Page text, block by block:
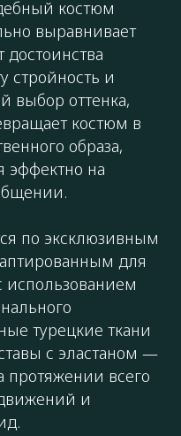
костюм
выравнивает
стройность и
выбор оттенка,
костюм в
образа,
эффектно на
по эксклюзивным
для
использованием
турецкие ткани
с эластаном —
протяжении всего
и